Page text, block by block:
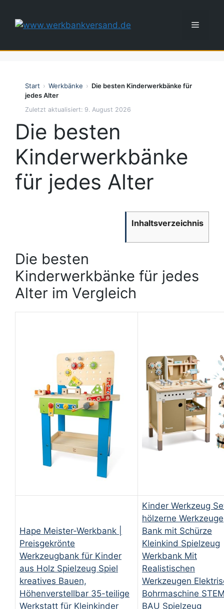
Inhalt
springen
Menü
Start › Werkbänke › Die besten Kinderwerkbänke für
jedes Alter
Zuletzt aktualisiert: 9. August 2026
Die besten
Kinderwerkbänke
für jedes Alter
Inhaltsverzeichnis
Die besten
Kinderwerkbänke für jedes
Alter im Vergleich
Hape Meister-Werkbank |
Preisgekrönte
Werkzeugbank für Kinder
aus Holz Spielzeug Spiel
kreatives Bauen,
Höhenverstellbar 35-teilige
Werkstatt für Kleinkinder
Kinder Werkzeug
hölzerne Werkzeuge
Bank mit Schürze
Kleinkind Spielzeug
Werkbank Mit
Realistischen
Werkzeugen
Bohrmaschine
BAU Spielzeug